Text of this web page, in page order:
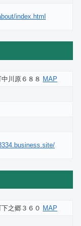
index.html
川原６８８ MAP
之郷３６０ MAP